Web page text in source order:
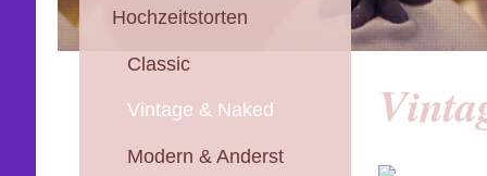
Hochzeitstorten
Classic
Vintage & Naked
Modern & Anderst